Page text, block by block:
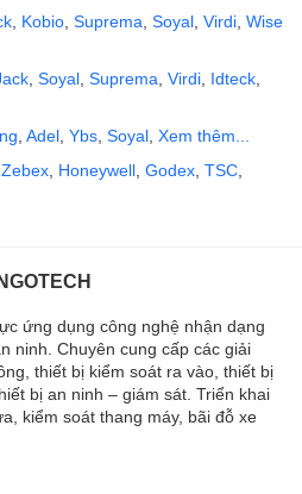
Kobio Suprema Soyal Virdi Wise
Soyal Suprema Virdi Idteck
Adel Ybs Soyal Xem thêm...
Zebex Honeywell Godex TSC
ứng dụng công nghệ nhận dạng
ninh. Chuyên cung cấp các giải
thiết bị kiểm soát ra vào, thiết bị
bị an ninh – giám sát. Triển khai
kiểm soát thang máy, bãi đỗ xe